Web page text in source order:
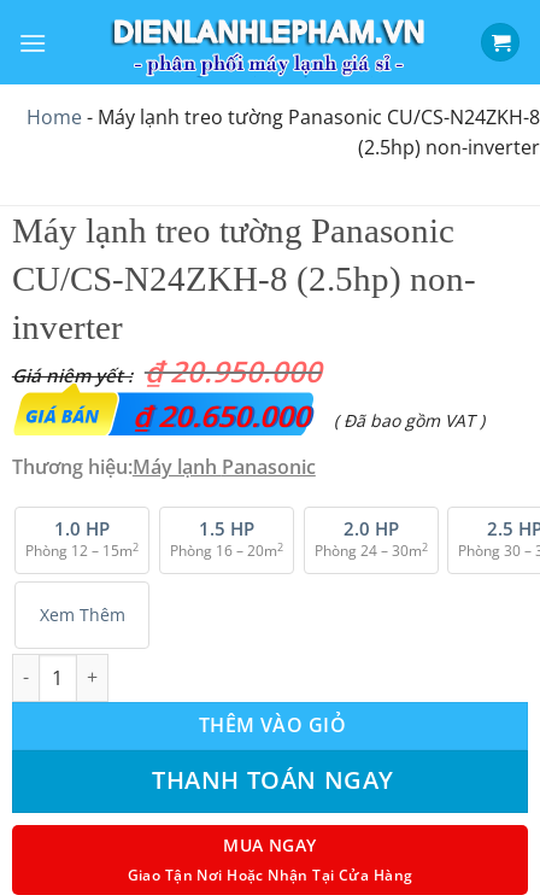
qua
dungHome- Máy lạnh treo tường Panasonic CU/CS-N24ZKH-8
(2.5hp) non-inverter
Máy lạnh treo tường Panasonic
CU/CS-N24ZKH-8 (2.5hp) non-
inverter
₫20.950.000
Giá
gốc
₫ 20.950.000.
₫20.650.000
Giá
là:
₫ 20.650.000.
( Đã bao gồm VAT )
Thương hiệu:Máy lạnh Panasonic
1.0 HP
Phòng 12 – 15m2
1.5 HP
Phòng 16 – 20m2
2.0 HP
Phòng 24 – 30m2
2.5
Phòng 30 –
Xem Thêm
Máy lạnh treo tường Panasonic CU/CS-N24ZKH-8 (2.5hp) non-
THÊM VÀO GIỎ
THANH TOÁN NGAY
MUA NGAY
Giao Tận Nơi Hoặc Nhận Tại Cửa Hàng